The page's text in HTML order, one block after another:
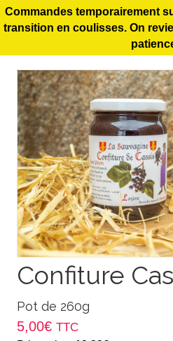
Commandes temporairement
transition en coulisses. On
Confiture
Pot de 260g
5,00€ TTC